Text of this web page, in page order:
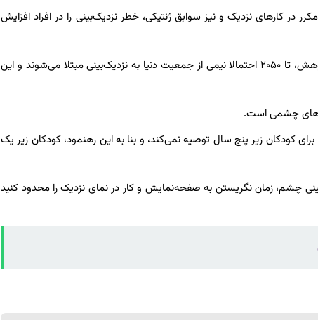
در کارهای نزدیک و نیز سوابق ژنتیکی، خطر نزدیک‌بینی را در افراد افزایش
در ۲۰۱۶، پژوهشی در مورد شیوع نزدیک‌بینی در دنیا انجام شد. بنا به این پژوهش، تا ۲۰۵۰ احتمالا نیمی از جمعیت دنیا به نزدیک‌بینی مبتلا می‌شوند و این
چشمی است.
کودکان زیر پنج سال توصیه نمی‌کند، و بنا به این رهنمود، کودکان زیر یک
چشم، زمان نگریستن به صفحه‌نمایش و کار در نمای نزدیک را محدود کنید